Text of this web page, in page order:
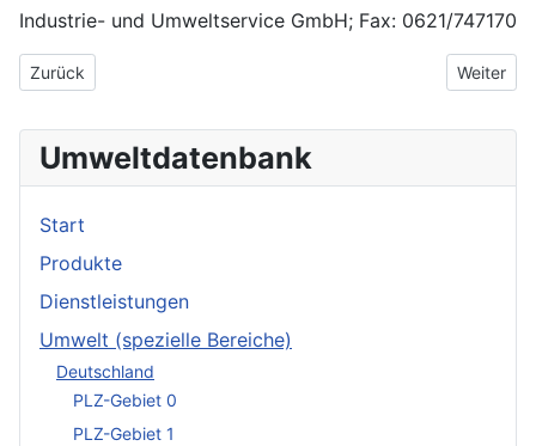
Industrie- und Umweltservice GmbH; Fax: 0621/747170
Vorheriger Beitrag: IKU Institut für kommunale Wirtschaft und
Zurück Nächster
Weiter
Umweltdatenbank
Start
Produkte
Dienstleistungen
Umwelt (spezielle Bereiche)
Deutschland
PLZ-Gebiet 0
PLZ-Gebiet 1